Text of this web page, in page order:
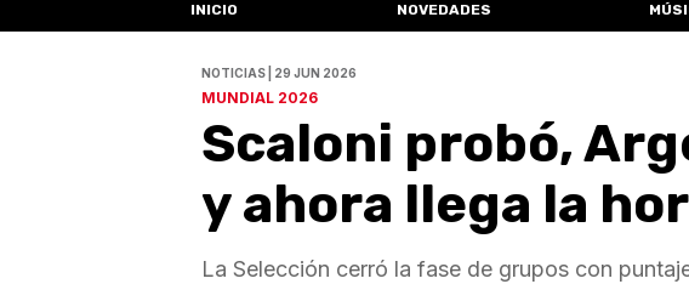
INICIO NOVEDADES
NOTICIAS | 29 JUN 2026
MUNDIAL 2026
Scaloni probó,
y ahora llega la
La Selección cerró la fase de grupos con